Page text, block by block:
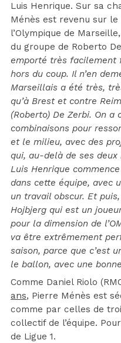
Luis Henrique. Sur sa
Ménès est revenu sur le
l’Olympique de
du groupe de Roberto
emporté très facilement
hors du coup. Il n’en
Marseillais a été très,
qu’à Brest et contre
(Roberto) De Zerbi. On a
combinaisons pour
et le milieu, avec des
qui, au-delà de ses
Luis Henrique
dans cette équipe, avec
un travail obscur. Et
Hojbjerg qui est un
pour la dimension de
va être extrêmement
saison, parce que c’est
le ballon, avec une
Comme Daniel Riolo
ans, Pierre Ménès est
comme par celles de
collectif de l’équipe.
de Ligue 1.